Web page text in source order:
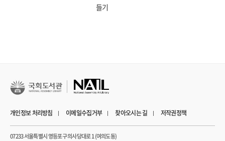
들기
개인정보 처리방침 이메일수집거부 찾아오시는 길 저작권정책
07233 서울특별시 영등포구 의사당대로 1 (여의도동)